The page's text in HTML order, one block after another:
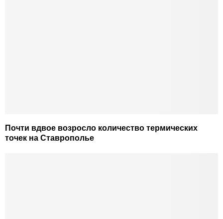
Почти вдвое возросло количество термических
точек на Ставрополье